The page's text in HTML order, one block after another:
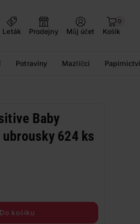
Leták
Prodejny Můj účet
0
Košík
Potraviny Mazlíčci
Baby
624 ks
Do košíku